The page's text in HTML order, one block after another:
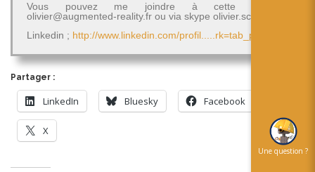
Vous pouvez me joindre à cette adresse
olivier@augmented-reality.fr ou via skype olivier.schimpf
Linkedin ; http://www.linkedin.com/profil.....rk=tab_pro
Partager :
LinkedIn Bluesky Facebook
X
Une question ?